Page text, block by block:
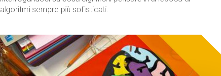
algoritmi sempre più sofisticati.